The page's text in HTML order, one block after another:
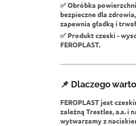
✅Obróbka
bezpieczne dla
zapewnia gładką i
✅ Produkt czeski -
FEROPLAST.
📌 Dlaczego warto
FEROPLAST jest
zależną Trestles, a.s. i
wytwarzamy z